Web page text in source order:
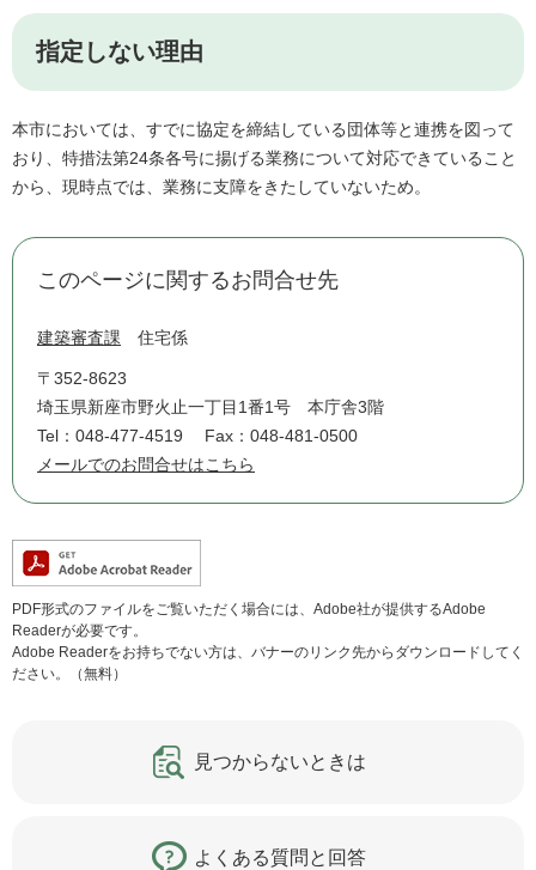
指定しない理由
本市においては、すでに協定を締結している団体等と連携を図って
おり、特措法第24条各号に揚げる業務について対応できていること
から、現時点では、業務に支障をきたしていないため。
このページに関するお問合せ先
建築審査課 住宅係
〒352-8623
埼玉県新座市野火止一丁目1番1号 本庁舎3階
Tel：048-477-4519
Fax：048-481-0500
メールでのお問合せはこちら
PDF形式のファイルをご覧いただく場合には、Adobe社が提供するAdobe
Readerが必要です。
Adobe Readerをお持ちでない方は、バナーのリンク先からダウンロードしてく
ださい。（無料）
見つからないときは
よくある質問と回答